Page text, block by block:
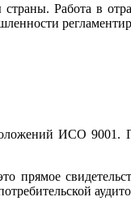
Работа в
ИСО 9001.
прямое